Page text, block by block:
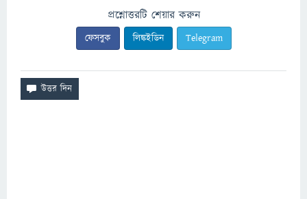
প্রশ্নোত্তরটি শেয়ার করুন
ফেসবুক লিঙ্কইডিন Telegram